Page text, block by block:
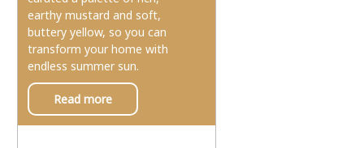
earthy mustard and soft,
buttery yellow, so you can
transform your home with
endless summer sun.
Read more